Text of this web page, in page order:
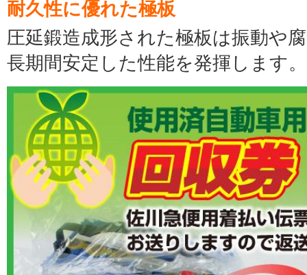
耐久性に優れた極板
圧延鍛造成形された極板は振動や
長期間安定した性能を発揮します。